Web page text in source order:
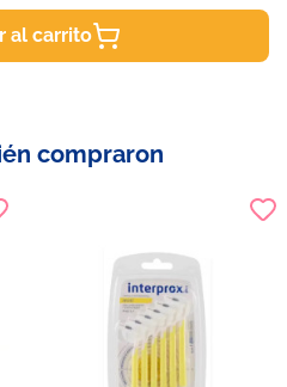
al carrito
compraron